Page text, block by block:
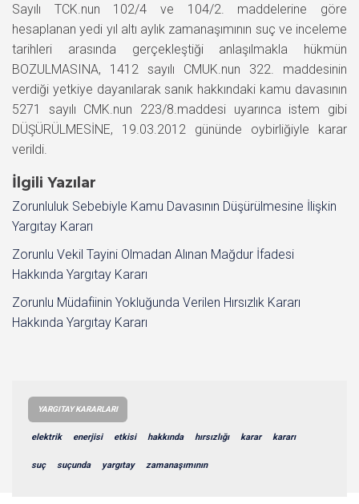
Sayılı TCK.nun 102/4 ve 104/2. maddelerine göre
hesaplanan yedi yıl altı aylık zamanaşımının suç ve inceleme
tarihleri arasında gerçekleştiği anlaşılmakla hükmün
BOZULMASINA, 1412 sayılı CMUK.nun 322. maddesinin
verdiği yetkiye dayanılarak sanık hakkındaki kamu davasının
5271 sayılı CMK.nun 223/8.maddesi uyarınca istem gibi
DÜŞÜRÜLMESİNE, 19.03.2012 gününde oybirliğiyle karar
verildi.
İlgili Yazılar
Zorunluluk Sebebiyle Kamu Davasının Düşürülmesine İlişkin
Yargıtay Kararı
Zorunlu Vekil Tayini Olmadan Alınan Mağdur İfadesi
Hakkında Yargıtay Kararı
Zorunlu Müdafiinin Yokluğunda Verilen Hırsızlık Kararı
Hakkında Yargıtay Kararı
YARGITAY KARARLARI
elektrik enerjisi etkisi hakkında hırsızlığı karar kararı
suç suçunda yargıtay zamanaşımının